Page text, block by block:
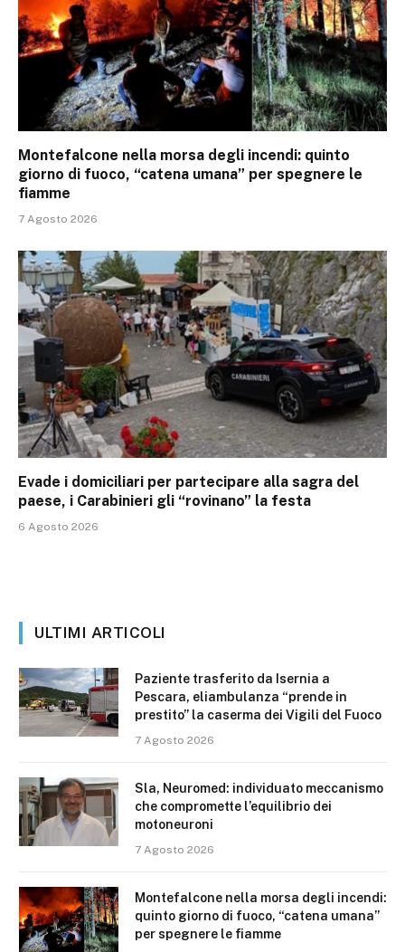
Montefalcone nella morsa degli incendi: quinto
giorno di fuoco, “catena umana” per spegnere le
fiamme
7 Agosto 2026
Evade i domiciliari per partecipare alla sagra del
paese, i Carabinieri gli “rovinano” la festa
6 Agosto 2026
ULTIMI ARTICOLI
Paziente trasferito da Isernia a
Pescara, eliambulanza “prende in
prestito” la caserma dei Vigili del Fuoco
7 Agosto 2026
Sla, Neuromed: individuato meccanismo
che compromette l’equilibrio dei
motoneuroni
7 Agosto 2026
Montefalcone nella morsa degli incendi:
quinto giorno di fuoco, “catena umana”
per spegnere le fiamme